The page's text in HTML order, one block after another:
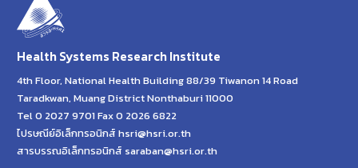
Health Systems Research Institute
4th Floor, National Health Building 88/39 Tiwanon 14 Road
Taradkwan, Muang District Nonthaburi 11000
Tel 0 2027 9701 Fax 0 2026 6822
ไปรษณีย์อิเล็กทรอนิกส์ hsri@hsri.or.th
สารบรรณอิเล็กทรอนิกส์ saraban@hsri.or.th